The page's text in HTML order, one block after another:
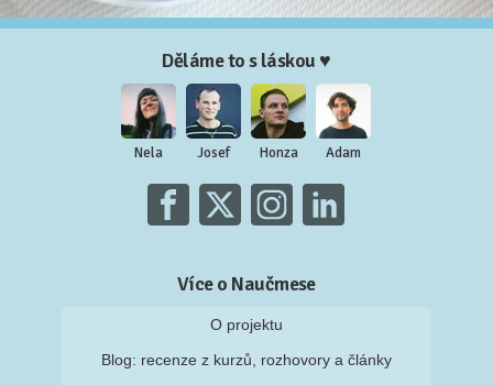
Děláme to s láskou ♥
Nela Josef Honza Adam
Více o Naučmese
O projektu
Blog: recenze z kurzů, rozhovory a články